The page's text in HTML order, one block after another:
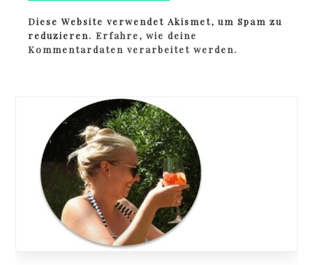
Diese Website verwendet Akismet, um Spam zu
reduzieren.Erfahre, wie deine
Kommentardaten verarbeitet werden.